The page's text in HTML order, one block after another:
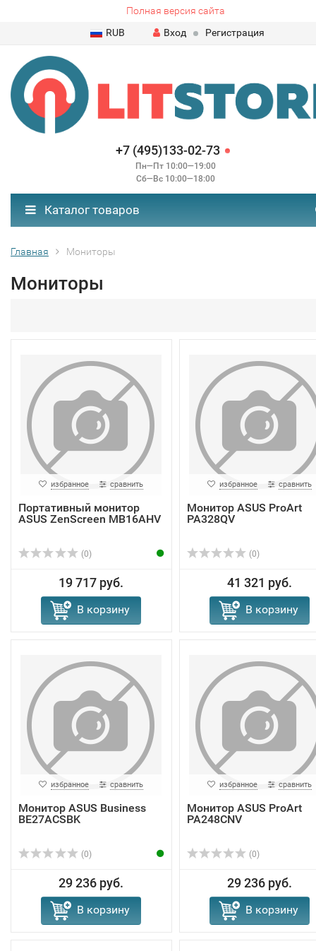
Полная версия сайта
RUB
Вход Регистрация
+7 (495)133-02-73
Пн—Пт 10:00—19:00
Сб—Вс 10:00—18:00
Каталог товаров
Главная Мониторы
Мониторы
избранное сравнить
Портативный монитор
ASUS ZenScreen MB16AHV
(0)
19 717 руб.
В корзину
избранное сравнить
Монитор ASUS ProArt
PA328QV
(0)
41 321 руб.
В корзину
избранное сравнить
Монитор ASUS Business
BE27ACSBK
(0)
29 236 руб.
В корзину
избранное сравнить
Монитор ASUS ProArt
PA248CNV
(0)
29 236 руб.
В корзину